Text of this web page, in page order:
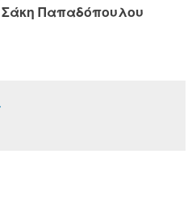
Σάκη Παπαδόπουλου